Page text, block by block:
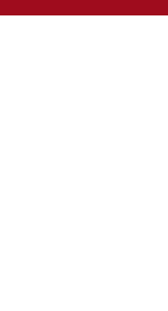
Perú